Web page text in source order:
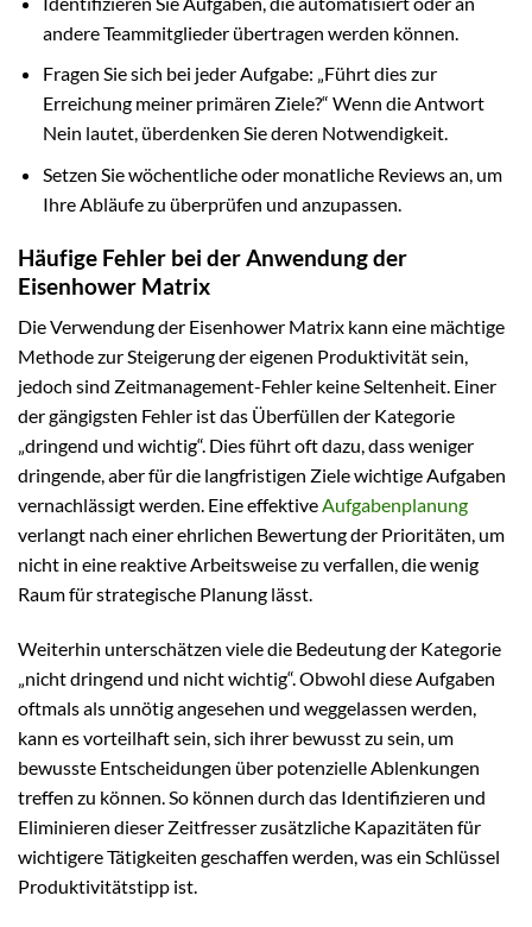
andere Teammitglieder übertragen werden können.
Fragen Sie sich bei jeder Aufgabe: „Führt dies zur
Erreichung meiner primären Ziele?“ Wenn die Antwort
Nein lautet, überdenken Sie deren Notwendigkeit.
Setzen Sie wöchentliche oder monatliche Reviews an, um
Ihre Abläufe zu überprüfen und anzupassen.
Häufige Fehler bei der Anwendung der
Eisenhower Matrix
Die Verwendung der Eisenhower Matrix kann eine mächtige
Methode zur Steigerung der eigenen Produktivität sein,
jedoch sind Zeitmanagement-Fehler keine Seltenheit. Einer
der gängigsten Fehler ist das Überfüllen der Kategorie
„dringend und wichtig“. Dies führt oft dazu, dass weniger
dringende, aber für die langfristigen Ziele wichtige Aufgaben
vernachlässigt werden. Eine effektiveAufgabenplanung
verlangt nach einer ehrlichen Bewertung der Prioritäten, um
nicht in eine reaktive Arbeitsweise zu verfallen, die wenig
Raum für strategische Planung lässt.
Weiterhin unterschätzen viele die Bedeutung der Kategorie
„nicht dringend und nicht wichtig“. Obwohl diese Aufgaben
oftmals als unnötig angesehen und weggelassen werden,
kann es vorteilhaft sein, sich ihrer bewusst zu sein, um
bewusste Entscheidungen über potenzielle Ablenkungen
treffen zu können. So können durch das Identifizieren und
Eliminieren dieser Zeitfresser zusätzliche Kapazitäten für
wichtigere Tätigkeiten geschaffen werden, was ein Schlüssel
Produktivitätstipp ist.